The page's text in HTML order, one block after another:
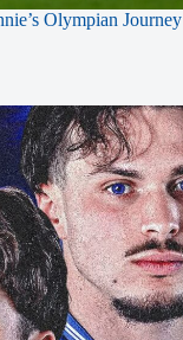
Olympian Journey